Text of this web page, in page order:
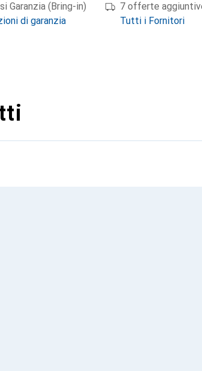
Garanzia (Bring-in)
di garanzia
7 offerte
Tutti i Fornitori